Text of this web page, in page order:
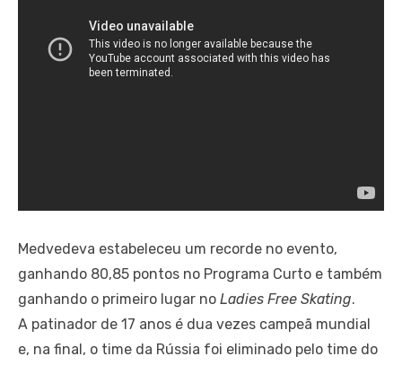
Medvedeva estabeleceu um recorde no evento,
ganhando 80,85 pontos no Programa Curto e também
ganhando o primeiro lugar no Ladies Free Skating.
A patinador de 17 anos é dua vezes campeã mundial
e, na final, o time da Rússia foi eliminado pelo time do